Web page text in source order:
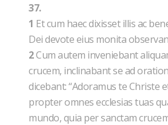
37.
1 Et cum haec dixisset illis ac
Dei devote eius monita
2Cum autem inveniebant
crucem, inclinabant se ad
dicebant: “Adoramus te Christe
propter omnes ecclesias tuas
mundo, quia per sanctam